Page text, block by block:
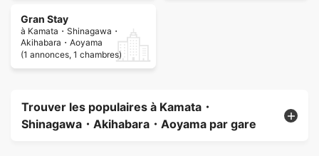
Gran Stay
à Kamata・Shinagawa・
Akihabara・Aoyama
(1 annonces, 1 chambres)
Trouver les populaires à Kamata・
Shinagawa・Akihabara・Aoyama par gare